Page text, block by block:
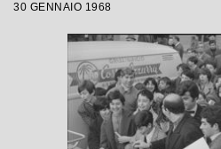
30 GENNAIO 1968